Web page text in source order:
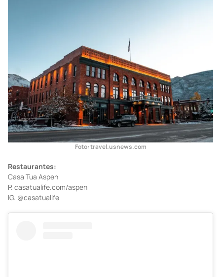
Foto: travel.usnews.com
Restaurantes:
Casa Tua Aspen
P. casatualife.com/aspen
IG. @casatualife